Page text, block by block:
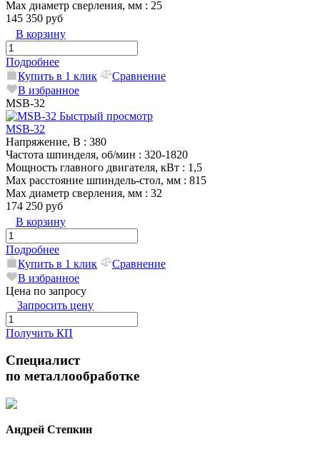
Max диаметр сверления, мм : 25
145 350 руб
В корзину
Подробнее
Купить в 1 клик
Сравнение
В избранное
MSB-32
Быстрый просмотр
MSB-32
Напряжение, В : 380
Частота шпинделя, об/мин : 320-1820
Мощность главного двигателя, кВт : 1,5
Max расстояние шпиндель-стол, мм : 815
Max диаметр сверления, мм : 32
174 250 руб
В корзину
Подробнее
Купить в 1 клик
Сравнение
В избранное
Цена по запросу
Запросить цену
Получить КП
Специалист
по металлообработке
Андрей Степкин